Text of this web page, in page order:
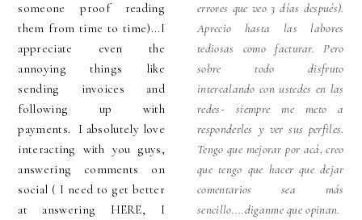
someone proof reading
them from time to time)...I
appreciate even the
annoying things like
sending invoices and
following up with
payments. I absolutely love
interacting with you guys,
answering comments on
social ( I need to get better
at answering HERE, I
errores que veo 3 días después).
Aprecio hasta las labores
tediosas como facturar. Pero
sobre todo disfruto
intercalando con ustedes en las
redes- siempre me meto a
responderles y ver sus perfiles.
Tengo que mejorar por acá, creo
que tengo que hacer que dejar
comentarios sea más
sencillo....diganme que opinan.